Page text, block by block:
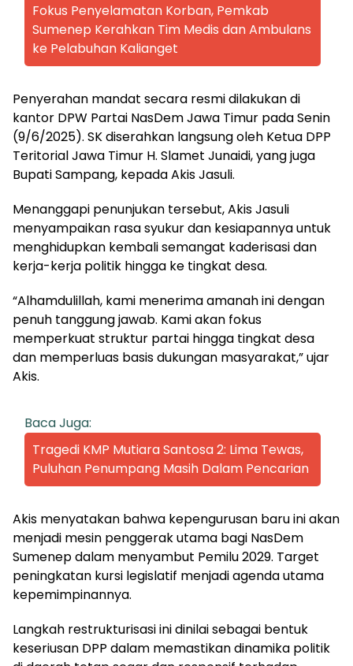
Fokus Penyelamatan Korban, Pemkab
Sumenep Kerahkan Tim Medis dan Ambulans
ke Pelabuhan Kalianget
Penyerahan mandat secara resmi dilakukan di
kantor DPW Partai NasDem Jawa Timur pada Senin
(9/6/2025). SK diserahkan langsung oleh Ketua DPP
Teritorial Jawa Timur H. Slamet Junaidi, yang juga
Bupati Sampang, kepada Akis Jasuli.
Menanggapi penunjukan tersebut, Akis Jasuli
menyampaikan rasa syukur dan kesiapannya untuk
menghidupkan kembali semangat kaderisasi dan
kerja-kerja politik hingga ke tingkat desa.
“Alhamdulillah, kami menerima amanah ini dengan
penuh tanggung jawab. Kami akan fokus
memperkuat struktur partai hingga tingkat desa
dan memperluas basis dukungan masyarakat,” ujar
Akis.
Baca Juga:
Tragedi KMP Mutiara Santosa 2: Lima Tewas,
Puluhan Penumpang Masih Dalam Pencarian
Akis menyatakan bahwa kepengurusan baru ini akan
menjadi mesin penggerak utama bagi NasDem
Sumenep dalam menyambut Pemilu 2029. Target
peningkatan kursi legislatif menjadi agenda utama
kepemimpinannya.
Langkah restrukturisasi ini dinilai sebagai bentuk
keseriusan DPP dalam memastikan dinamika politik